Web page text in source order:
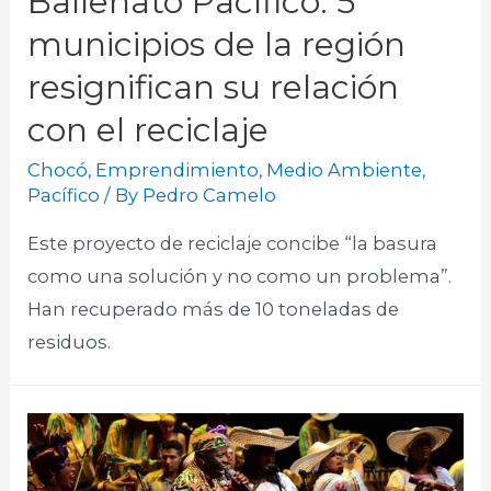
municipios de la región
resignifican su relación
con el reciclaje
Chocó, Emprendimiento, Medio Ambiente,
Pacífico / By Pedro Camelo
Este proyecto de reciclaje concibe “la basura
como una solución y no como un problema”.
Han recuperado más de 10 toneladas de
residuos.​